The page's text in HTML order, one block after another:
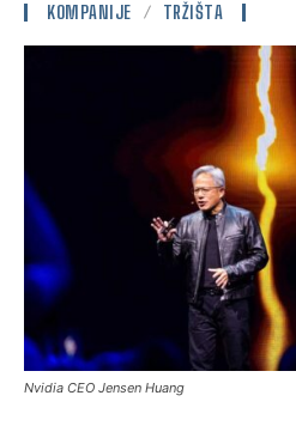
KOMPANIJE TRŽIŠTA
Nvidia CEO Jensen Huang